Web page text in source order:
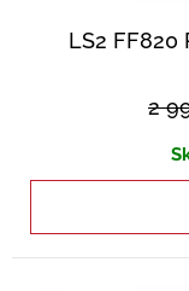
LS2 FF820
2